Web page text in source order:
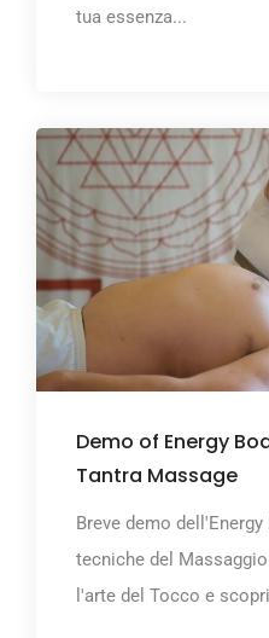
tua essenza...
Demo of Energy
Tantra Massage
Breve demo
tecniche del
l'arte del Tocco e